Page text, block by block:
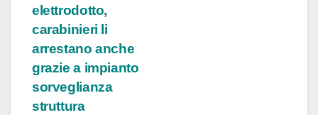
elettrodotto,
carabinieri li
arrestano anche
grazie a impianto
sorveglianza
struttura